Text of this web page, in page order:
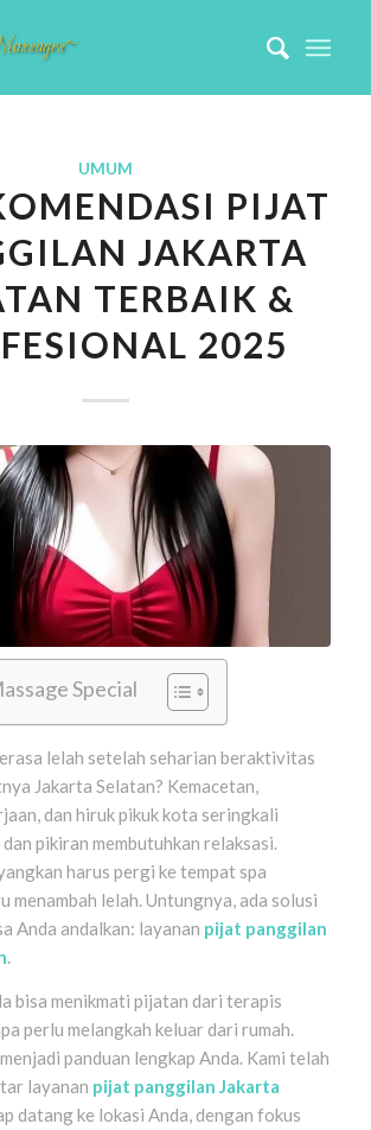
UMUM
PIJAT
JAKARTA
TERBAIK &
2025
Special
lelah setelah seharian beraktivitas
Jakarta Selatan? Kemacetan,
dan hiruk pikuk kota seringkali
pikiran membutuhkan relaksasi.
harus pergi ke tempat spa
menambah lelah. Untungnya, ada solusi
Anda andalkan: layanan pijat panggilan
.
bisa menikmati pijatan dari terapis
perlu melangkah keluar dari rumah.
panduan lengkap Anda. Kami telah
layanan pijat panggilan Jakarta
datang ke lokasi Anda, dengan fokus